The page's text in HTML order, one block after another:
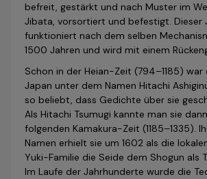
befreit, gestärkt und nach Muster im
Jibata, vorsortiert und befestigt. Dieser
funktioniert nach dem selben
1500 Jahren und wird mit einem
Schon in der Heian-Zeit (794–1185) war
Japan unter dem Namen Hitachi
so beliebt, dass Gedichte über sie
Als Hitachi Tsumugi kannte man sie
fol­genden Kamakura-Zeit (1185–1335).
Namen erhielt sie um 1602 als die
Yuki-Familie die Seide dem Shogun als
Im Laufe der Jahrhunderte wurde die